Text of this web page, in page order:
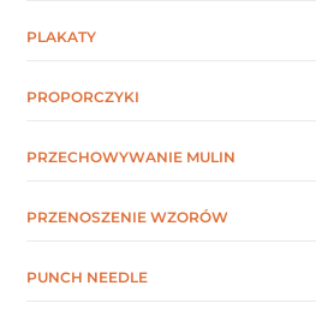
PLAKATY
PROPORCZYKI
PRZECHOWYWANIE MULIN
PRZENOSZENIE WZORÓW
PUNCH NEEDLE